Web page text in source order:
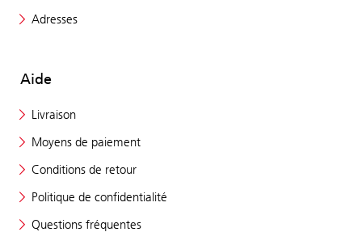
Adresses
Aide
Livraison
Moyens de paiement
Conditions de retour
Politique de confidentialité
Questions fréquentes